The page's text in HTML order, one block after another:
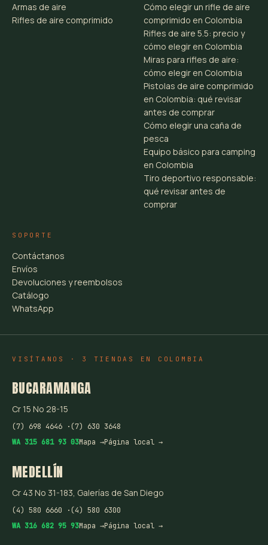
Armas de aire
Rifles de aire comprimido
Cómo elegir un rifle de aire
comprimido en Colombia
Rifles de aire 5.5: precio y
cómo elegir en Colombia
Miras para rifles de aire:
cómo elegir en Colombia
Pistolas de aire comprimido
en Colombia: qué revisar
antes de comprar
Cómo elegir una caña de
pesca
Equipo básico para camping
en Colombia
Tiro deportivo responsable:
qué revisar antes de
comprar
SOPORTE
Contáctanos
Envíos
Devoluciones y reembolsos
Catálogo
WhatsApp
VISÍTANOS · 3 TIENDAS EN COLOMBIA
BUCARAMANGA
Cr 15 No 28-15
(7) 698 4646 ·(7) 630 3648
WA 315 681 93 03Mapa →Página local →
MEDELLÍN
Cr 43 No 31-183, Galerías de San Diego
(4) 580 6660 ·(4) 580 6300
WA 316 682 95 93Mapa →Página local →